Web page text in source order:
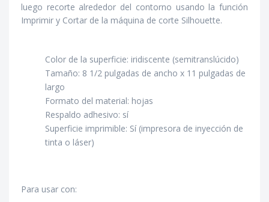
luego recorte alrededor del contorno usando la función
Imprimir y Cortar de la máquina de corte Silhouette.
Color de la superficie: iridiscente (semitranslúcido)
Tamaño: 8 1/2 pulgadas de ancho x 11 pulgadas de
largo
Formato del material: hojas
Respaldo adhesivo: sí
Superficie imprimible: Sí (impresora de inyección de
tinta o láser)
Para usar con: